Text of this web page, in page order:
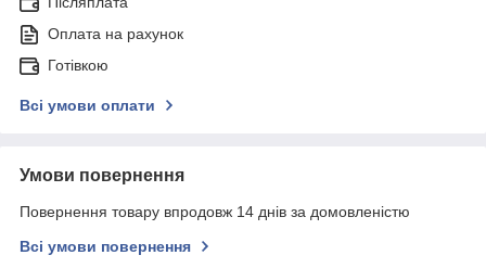
Оплата на рахунок
Готівкою
Всі умови оплати
Умови повернення
Повернення товару впродовж 14 днів за домовленістю
Всі умови повернення